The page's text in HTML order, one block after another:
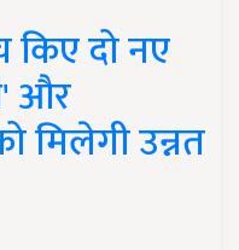
दो नए
और
मिलेगी उन्नत